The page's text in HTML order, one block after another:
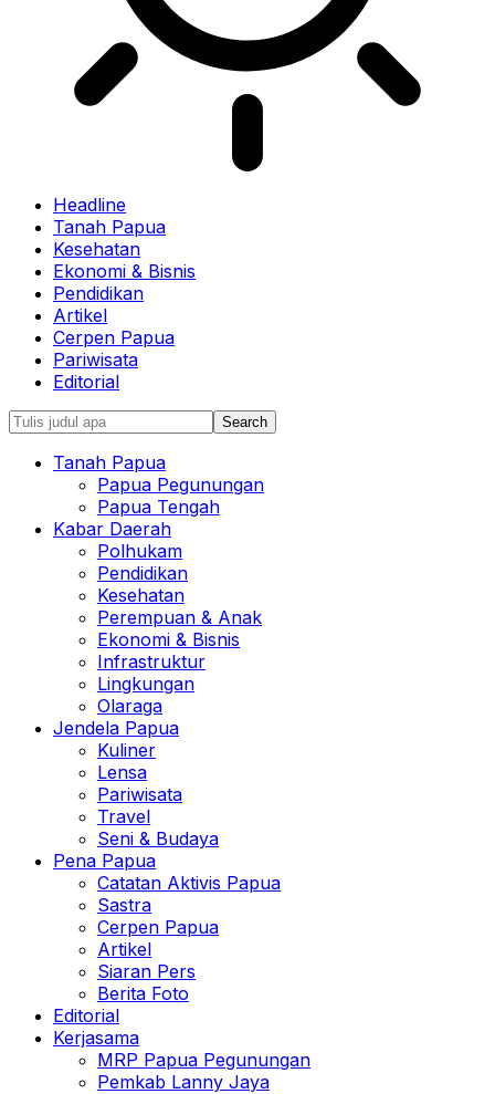
Headline
Tanah Papua
Kesehatan
Ekonomi & Bisnis
Pendidikan
Artikel
Cerpen Papua
Pariwisata
Editorial
Tanah Papua
Papua Pegunungan
Papua Tengah
Kabar Daerah
Polhukam
Pendidikan
Kesehatan
Perempuan & Anak
Ekonomi & Bisnis
Infrastruktur
Lingkungan
Olaraga
Jendela Papua
Kuliner
Lensa
Pariwisata
Travel
Seni & Budaya
Pena Papua
Catatan Aktivis Papua
Sastra
Cerpen Papua
Artikel
Siaran Pers
Berita Foto
Editorial
Kerjasama
MRP Papua Pegunungan
Pemkab Lanny Jaya